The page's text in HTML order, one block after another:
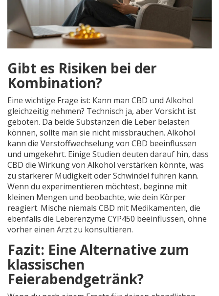
Gibt es Risiken bei der
Kombination?
Eine wichtige Frage ist: Kann man CBD und Alkohol
gleichzeitig nehmen? Technisch ja, aber Vorsicht ist
geboten. Da beide Substanzen die Leber belasten
können, sollte man sie nicht missbrauchen. Alkohol
kann die Verstoffwechselung von CBD beeinflussen
und umgekehrt. Einige Studien deuten darauf hin, dass
CBD die Wirkung von Alkohol verstärken könnte, was
zu stärkerer Müdigkeit oder Schwindel führen kann.
Wenn du experimentieren möchtest, beginne mit
kleinen Mengen und beobachte, wie dein Körper
reagiert. Mische niemals CBD mit Medikamenten, die
ebenfalls die Leberenzyme CYP450 beeinflussen, ohne
vorher einen Arzt zu konsultieren.
Fazit: Eine Alternative zum
klassischen
Feierabendgetränk?